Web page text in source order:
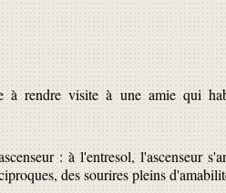
à rendre visite à une amie qui
: à l'entresol, l'ascenseur
des sourires pleins